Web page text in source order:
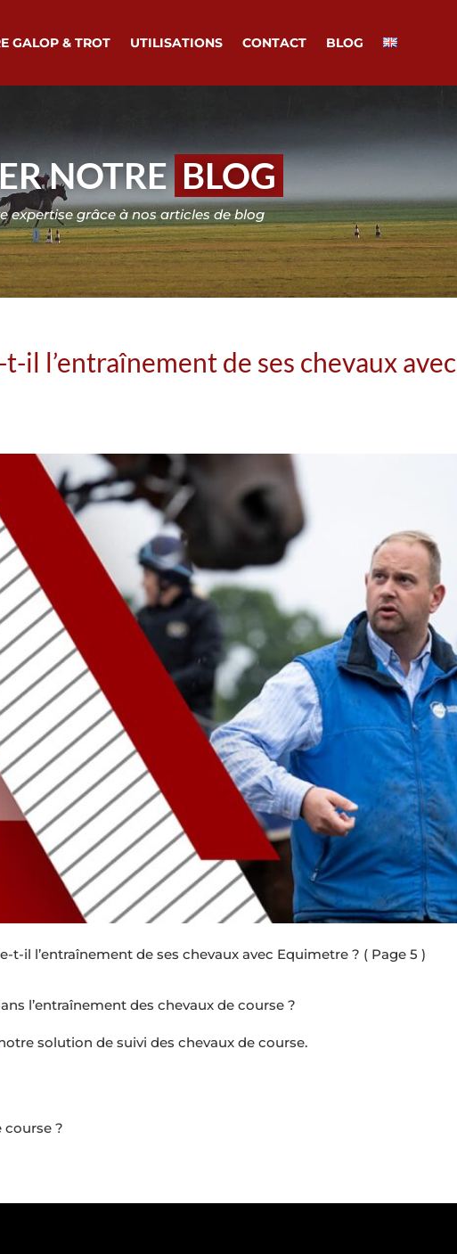
GALOP & TROT UTILISATIONS CONTACT BLOG
NOTRE BLOG
expertise grâce à nos articles de blog
l’entraînement de ses chevaux avec
t-il l’entraînement de ses chevaux avec Equimetre ? ( Page 5 )
l’entraînement des chevaux de course ?
solution de suivi des chevaux de course.
course ?